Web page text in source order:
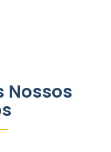
Nossos